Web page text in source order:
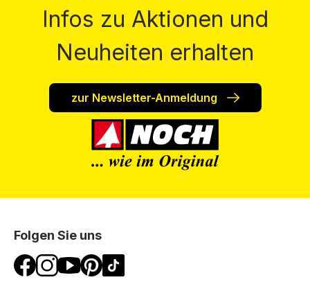
Infos zu Aktionen und
Neuheiten erhalten
zur Newsletter-Anmeldung
Folgen Sie uns